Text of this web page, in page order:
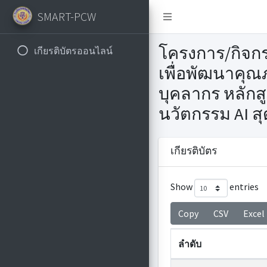
SMART-PCW
เกียรติบัตรออนไลน์
โครงการ/กิจ
เพื่อพัฒนาคุณ
บุคลากร หลัก
นวัตกรรม AI
เกียรติบัตร
Show entries
Copy CSV Excel
ลำดับ